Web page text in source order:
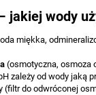
jakiej wody
miękka,
(osmotyczna, osmoza
zależy od wody
(filtr do odwróconej